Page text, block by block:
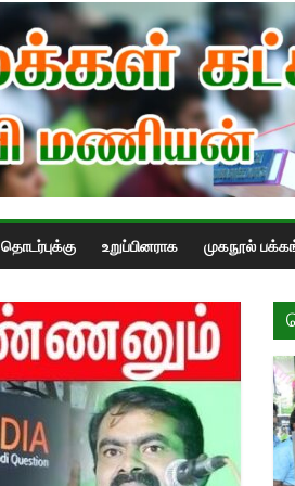
தொடர்புக்கு உறுப்பினராக முகநூல்